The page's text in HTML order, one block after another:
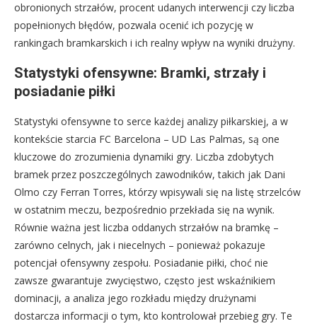
obronionych strzałów, procent udanych interwencji czy liczba
popełnionych błędów, pozwala ocenić ich pozycję w
rankingach bramkarskich i ich realny wpływ na wyniki drużyny.
Statystyki ofensywne: Bramki, strzały i
posiadanie piłki
Statystyki ofensywne to serce każdej analizy piłkarskiej, a w
kontekście starcia FC Barcelona – UD Las Palmas, są one
kluczowe do zrozumienia dynamiki gry. Liczba zdobytych
bramek przez poszczególnych zawodników, takich jak Dani
Olmo czy Ferran Torres, którzy wpisywali się na listę strzelców
w ostatnim meczu, bezpośrednio przekłada się na wynik.
Równie ważna jest liczba oddanych strzałów na bramkę –
zarówno celnych, jak i niecelnych – ponieważ pokazuje
potencjał ofensywny zespołu. Posiadanie piłki, choć nie
zawsze gwarantuje zwycięstwo, często jest wskaźnikiem
dominacji, a analiza jego rozkładu między drużynami
dostarcza informacji o tym, kto kontrolował przebieg gry. Te